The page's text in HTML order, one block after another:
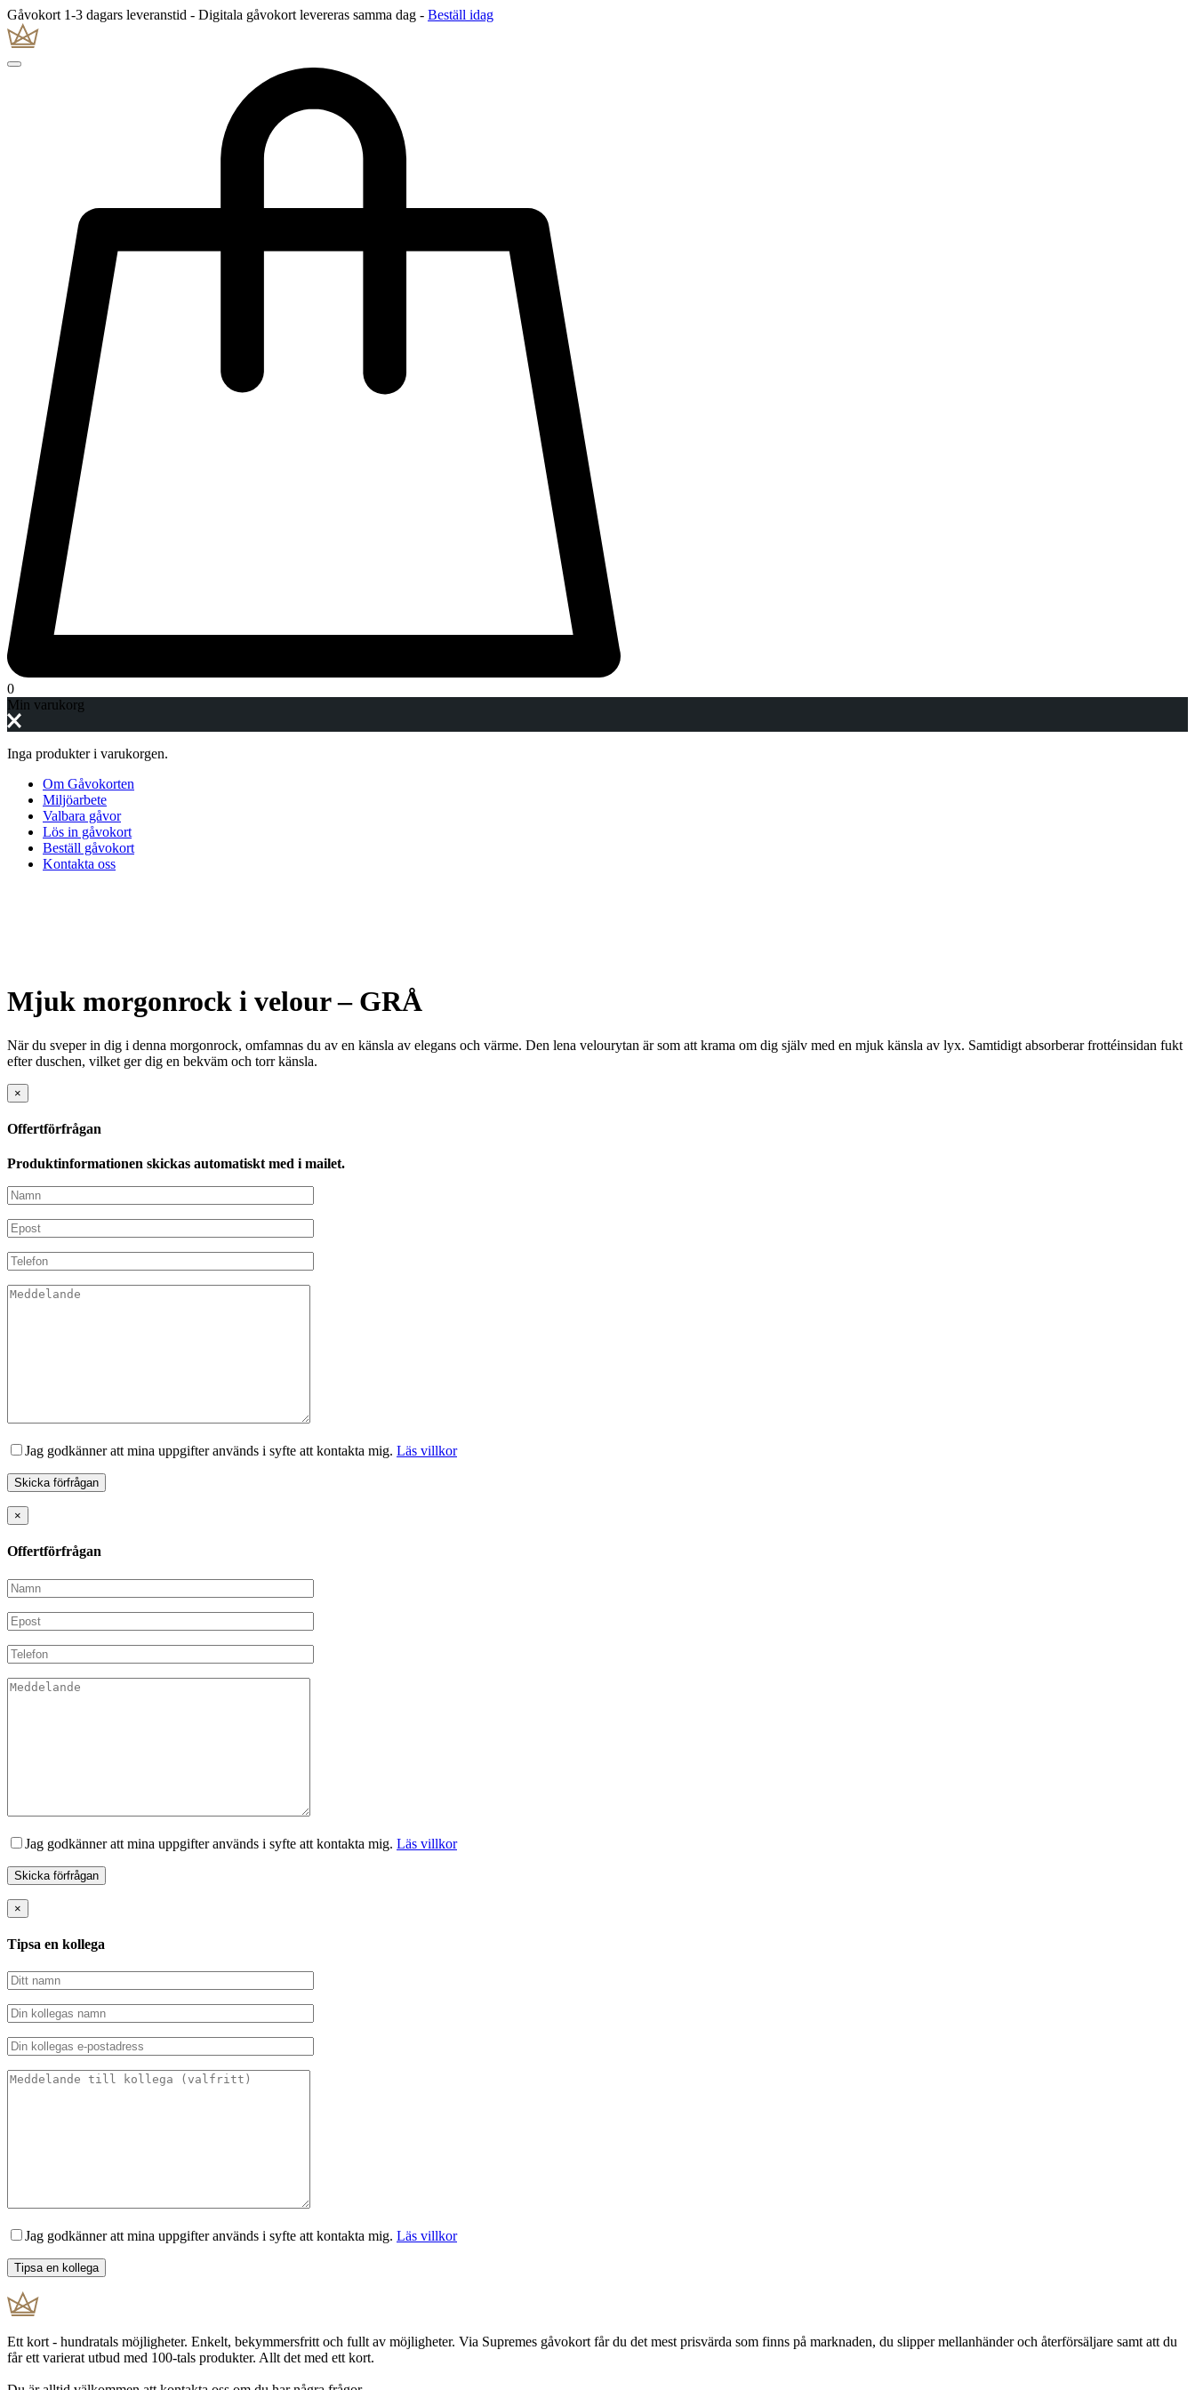
Gåvokort 1-3 dagars leveranstid - Digitala gåvokort levereras samma dag - Beställ idag
0
Min varukorg
Inga produkter i varukorgen.
Om Gåvokorten
Miljöarbete
Valbara gåvor
Lös in gåvokort
Beställ gåvokort
Kontakta oss
Mjuk morgonrock i velour – GRÅ
När du sveper in dig i denna morgonrock, omfamnas du av en känsla av elegans och värme. Den lena velourytan är som att krama om dig själv med en mjuk känsla av lyx. Samtidigt absorberar frottéinsidan fukt
efter duschen, vilket ger dig en bekväm och torr känsla.
×
Offertförfrågan
Produktinformationen skickas automatiskt med i mailet.
Jag godkänner att mina uppgifter används i syfte att kontakta mig. Läs villkor
×
Offertförfrågan
Jag godkänner att mina uppgifter används i syfte att kontakta mig. Läs villkor
×
Tipsa en kollega
Jag godkänner att mina uppgifter används i syfte att kontakta mig. Läs villkor
Ett kort - hundratals möjligheter. Enkelt, bekymmersfritt och fullt av möjligheter. Via Supremes gåvokort får du det mest prisvärda som finns på marknaden, du slipper mellanhänder och återförsäljare samt att du
får ett varierat utbud med 100-tals produkter. Allt det med ett kort.